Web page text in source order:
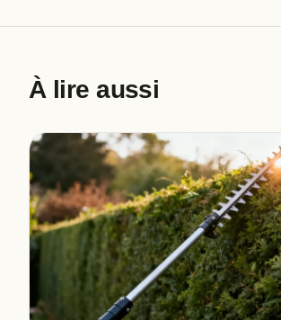
À lire aussi